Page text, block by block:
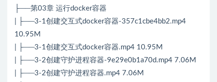
├──第03章 运行docker容器
| ├──3-1创建交互式docker容器-357c1cbe4bb2.mp4
10.95M
| ├──3-1创建交互式docker容器.mp4 10.95M
| ├──3-2创建守护进程容器-9e29e0b1a70d.mp4 7.06M
| ├──3-2创建守护进程容器.mp4 7.06M